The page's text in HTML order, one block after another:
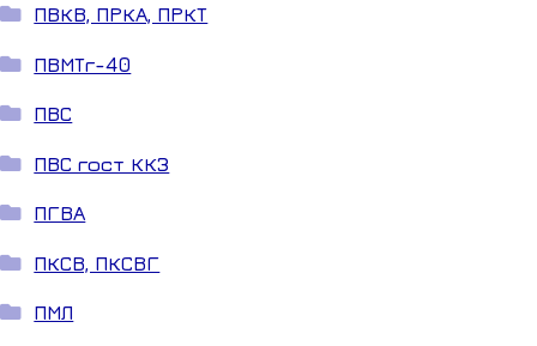
ПВКВ, ПРКА, ПРКТ
ПВМТг-40
ПВС
ПВС гост ККЗ
ПГВА
ПКСВ, ПКСВГ
ПМЛ